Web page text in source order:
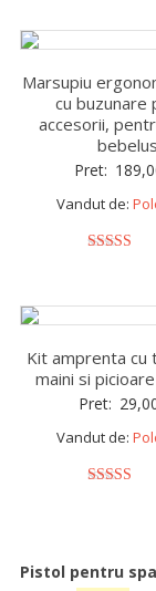
Marsupiu
cu buzunare
accesorii,
Pret:
Vandut de:
Kit amprenta cu
maini si
Pret:
Vandut de:
Pistol pentru